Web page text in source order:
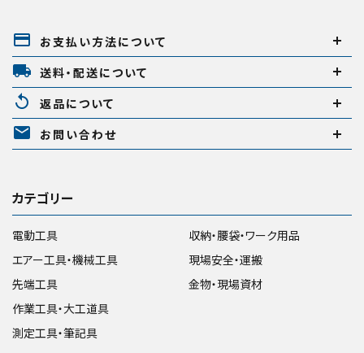
payment お支払い方法について
local_shipping 送料・配送について
replay 返品について
mail お問い合わせ
カテゴリー
電動工具
エアー工具・機械工具
先端工具
作業工具・大工道具
測定工具・筆記具
収納・腰袋・ワーク用品
現場安全・運搬
金物・現場資材